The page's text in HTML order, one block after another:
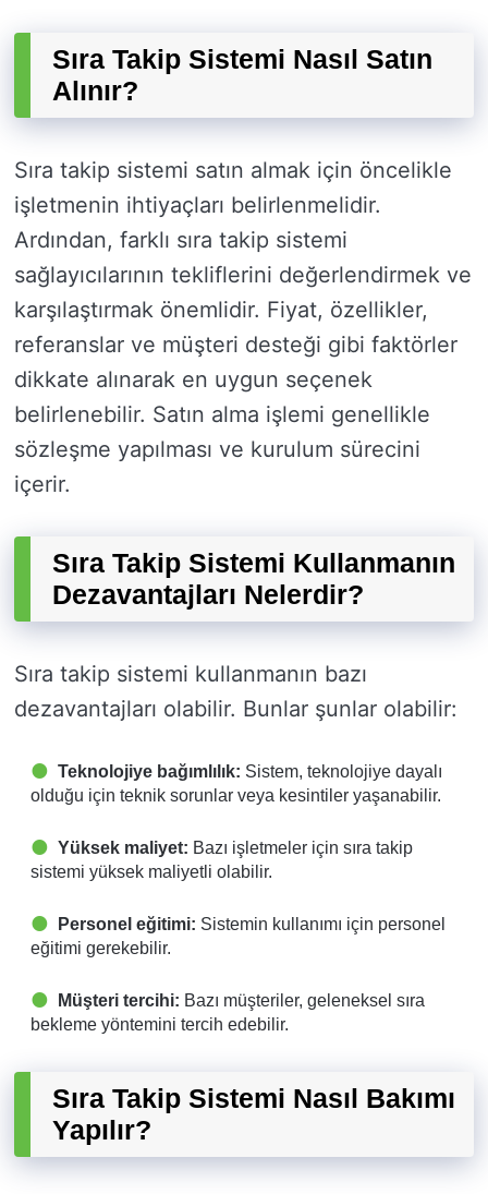
Sıra Takip Sistemi Nasıl Satın
Alınır?
Sıra takip sistemi satın almak için öncelikle
işletmenin ihtiyaçları belirlenmelidir.
Ardından, farklı sıra takip sistemi
sağlayıcılarının tekliflerini değerlendirmek ve
karşılaştırmak önemlidir. Fiyat, özellikler,
referanslar ve müşteri desteği gibi faktörler
dikkate alınarak en uygun seçenek
belirlenebilir. Satın alma işlemi genellikle
sözleşme yapılması ve kurulum sürecini
içerir.
Sıra Takip Sistemi Kullanmanın
Dezavantajları Nelerdir?
Sıra takip sistemi kullanmanın bazı
dezavantajları olabilir. Bunlar şunlar olabilir:
Teknolojiye bağımlılık: Sistem, teknolojiye dayalı
olduğu için teknik sorunlar veya kesintiler yaşanabilir.
Yüksek maliyet: Bazı işletmeler için sıra takip
sistemi yüksek maliyetli olabilir.
Personel eğitimi: Sistemin kullanımı için personel
eğitimi gerekebilir.
Müşteri tercihi: Bazı müşteriler, geleneksel sıra
bekleme yöntemini tercih edebilir.
Sıra Takip Sistemi Nasıl Bakımı
Yapılır?